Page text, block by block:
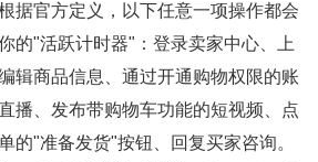
官方定义，以下任意一项操作都会
的"活跃计时器"：登录卖家中心、上
辑商品信息、通过开通购物权限的账
播、发布带购物车功能的短视频、点
的"准备发货"按钮、回复买家咨询。